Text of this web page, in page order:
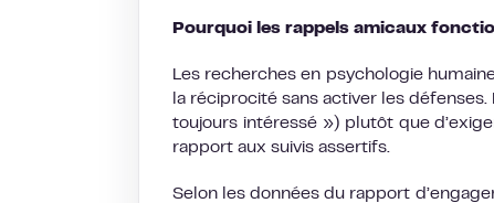
Pourquoi les rappels amicaux
Les recherches en psychologie
la réciprocité sans activer les
toujours intéressé ») plutôt que
rapport aux suivis assertifs.
Selon les données du rapport